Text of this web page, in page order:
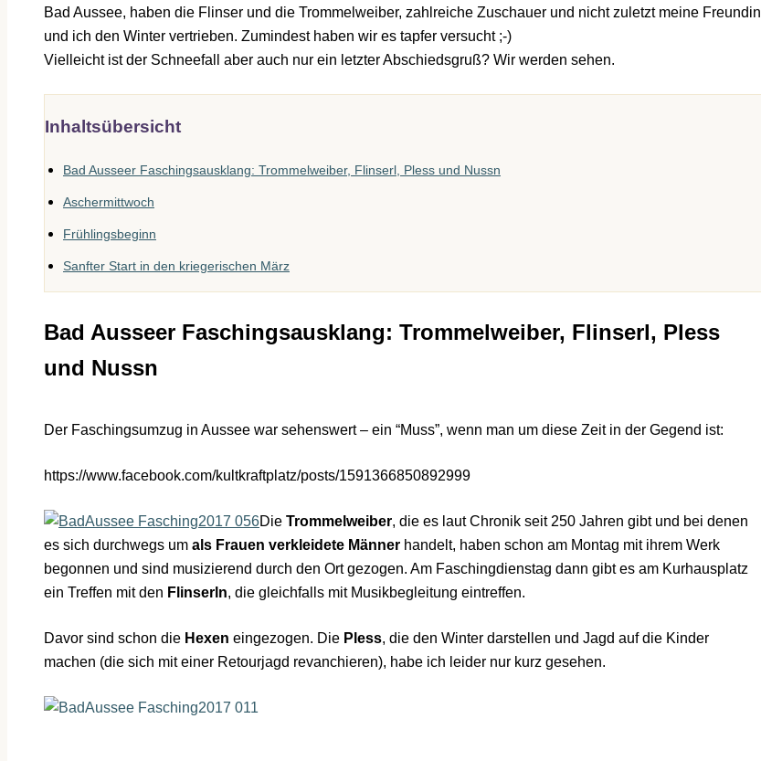
Bad Aussee, haben die Flinser und die Trommelweiber, zahlreiche Zuschauer und nicht zuletzt meine Freundin
und ich den Winter vertrieben. Zumindest haben wir es tapfer versucht ;-)
Vielleicht ist der Schneefall aber auch nur ein letzter Abschiedsgruß? Wir werden sehen.
Inhaltsübersicht
Bad Ausseer Faschingsausklang: Trommelweiber, Flinserl, Pless und Nussn
Aschermittwoch
Frühlingsbeginn
Sanfter Start in den kriegerischen März
Bad Ausseer Faschingsausklang: Trommelweiber, Flinserl, Pless
und Nussn
Der Faschingsumzug in Aussee war sehenswert – ein “Muss”, wenn man um diese Zeit in der Gegend ist:
https://www.facebook.com/kultkraftplatz/posts/1591366850892999
Die Trommelweiber, die es laut Chronik seit 250 Jahren gibt und bei denen
es sich durchwegs um als Frauen verkleidete Männer handelt, haben schon am Montag mit ihrem Werk
begonnen und sind musizierend durch den Ort gezogen. Am Faschingdienstag dann gibt es am Kurhausplatz
ein Treffen mit den Flinserln, die gleichfalls mit Musikbegleitung eintreffen.
Davor sind schon die Hexen eingezogen. Die Pless, die den Winter darstellen und Jagd auf die Kinder
machen (die sich mit einer Retourjagd revanchieren), habe ich leider nur kurz gesehen.